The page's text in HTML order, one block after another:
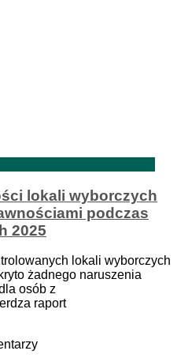
lokali wyborczych
podczas
2025
lokali wyborczych
żadnego naruszenia
osób z
raport